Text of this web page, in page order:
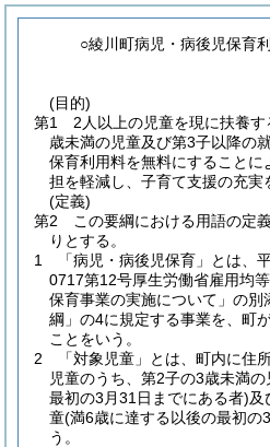
○綾川町病児・病後児保育
(目的)
第1 2人以上の児童を現に扶養す
歳未満の児童及び第3子以降の
保育利用料を無料にすることに
担を軽減し、子育て支援の充実
(定義)
第2 この要綱における用語の定
りとする。
1 「病児・病後児保育」とは、
0717第12号厚生労働省雇用均
保育事業の実施について」の
綱」の4に規定する事業を、町
ことをいう。
2 「対象児童」とは、町内に住
児童のうち、第2子の3歳未満の
最初の3月31日までにある者)及
童(満6歳に達する以後の最初の
う。